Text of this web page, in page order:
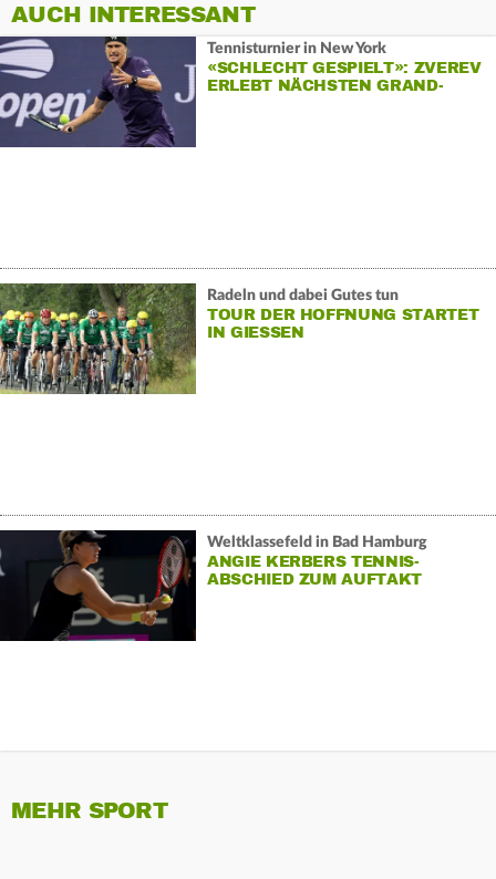
AUCH INTERESSANT
Tennisturnier in New York
«SCHLECHT GESPIELT»: ZVEREV
ERLEBT NÄCHSTEN GRAND-
Radeln und dabei Gutes tun
TOUR DER HOFFNUNG STARTET
IN GIESSEN
Weltklassefeld in Bad Hamburg
ANGIE KERBERS TENNIS-
ABSCHIED ZUM AUFTAKT
MEHR SPORT